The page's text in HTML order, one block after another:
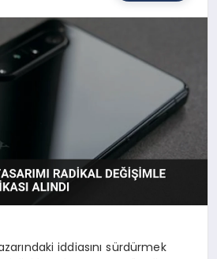
iddiasını sürdürmek